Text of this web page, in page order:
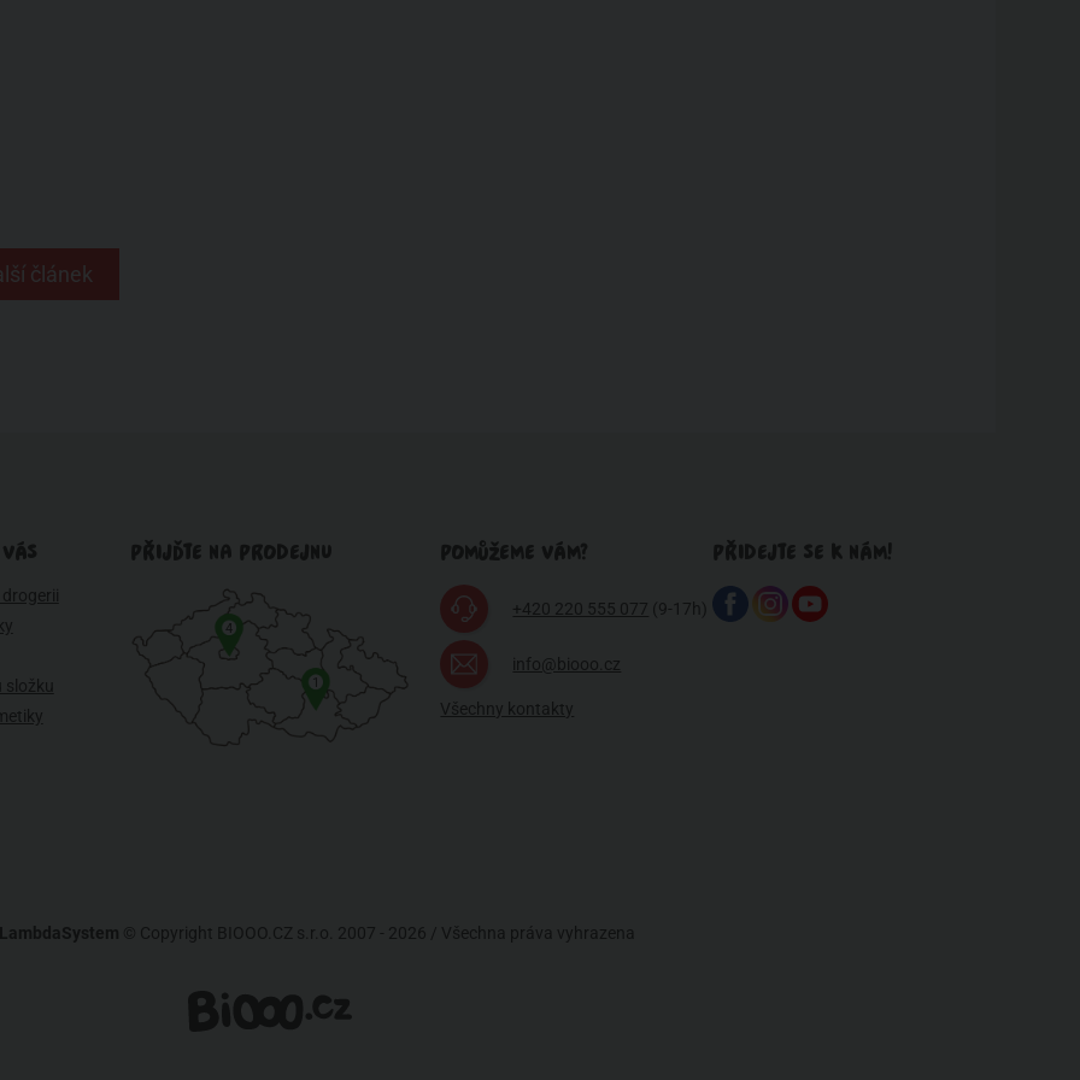
článek
složku
PŘIJĎTE NA PRODEJNU
1
4
POMŮŽEME VÁM?
+420 220 555 077 (9-17h)
info@biooo.cz
Všechny kontakty
PŘIDEJTE SE K NÁM!
© Copyright BIOOO.CZ s.r.o. 2007 - 2026 / Všechna práva vyhrazena